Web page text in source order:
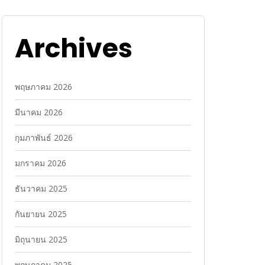
Archives
พฤษภาคม 2026
มีนาคม 2026
กุมภาพันธ์ 2026
มกราคม 2026
ธันวาคม 2025
กันยายน 2025
มิถุนายน 2025